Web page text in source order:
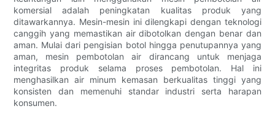
komersial adalah peningkatan kualitas produk yang
ditawarkannya. Mesin-mesin ini dilengkapi dengan teknologi
canggih yang memastikan air dibotolkan dengan benar dan
aman. Mulai dari pengisian botol hingga penutupannya yang
aman, mesin pembotolan air dirancang untuk menjaga
integritas produk selama proses pembotolan. Hal ini
menghasilkan air minum kemasan berkualitas tinggi yang
konsisten dan memenuhi standar industri serta harapan
konsumen.